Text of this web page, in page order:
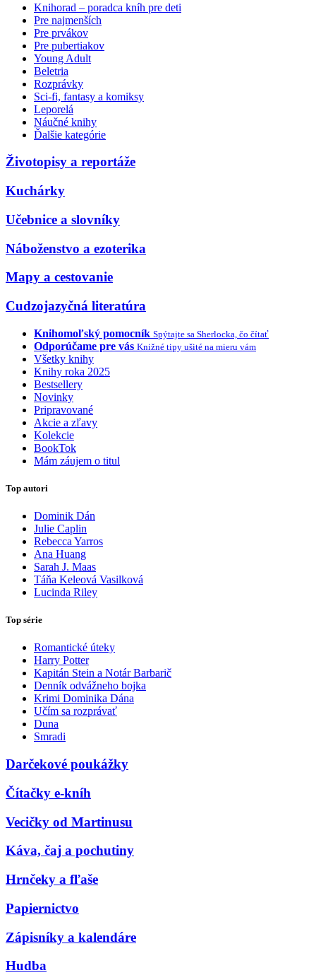
Knihorad – poradca kníh pre deti
Pre najmenších
Pre prvákov
Pre pubertiakov
Young Adult
Beletria
Rozprávky
Sci-fi, fantasy a komiksy
Leporelá
Náučné knihy
Ďalšie kategórie
Životopisy a reportáže
Kuchárky
Učebnice a slovníky
Náboženstvo a ezoterika
Mapy a cestovanie
Cudzojazyčná literatúra
Knihomoľský pomocník Spýtajte sa Sherlocka, čo čítať
Odporúčame pre vás Knižné tipy ušité na mieru vám
Všetky knihy
Knihy roka 2025
Bestsellery
Novinky
Pripravované
Akcie a zľavy
Kolekcie
BookTok
Mám záujem o titul
Top autori
Dominik Dán
Julie Caplin
Rebecca Yarros
Ana Huang
Sarah J. Maas
Táňa Keleová Vasilková
Lucinda Riley
Top série
Romantické úteky
Harry Potter
Kapitán Stein a Notár Barbarič
Denník odvážneho bojka
Krimi Dominika Dána
Učím sa rozprávať
Duna
Smradi
Darčekové poukážky
Čítačky e-kníh
Vecičky od Martinusu
Káva, čaj a pochutiny
Hrnčeky a fľaše
Papiernictvo
Zápisníky a kalendáre
Hudba